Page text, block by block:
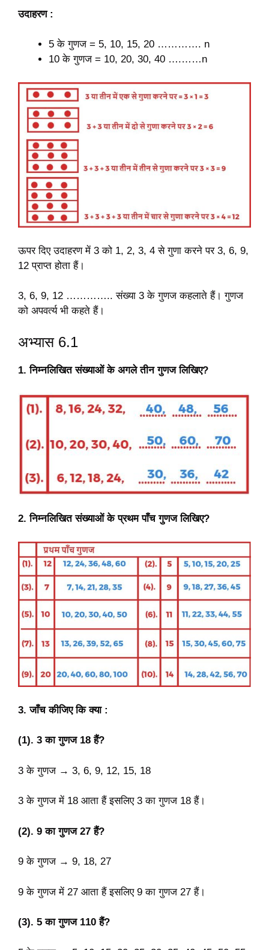
उदाहरण :
5 के गुणज = 5, 10, 15, 20 …………. n
10 के गुणज = 10, 20, 30, 40 ….……n
ऊपर दिए उदाहरण में 3 को 1, 2, 3, 4 से गुणा करने पर 3, 6, 9,
12 प्राप्त होता हैं।
3, 6, 9, 12 ………….. संख्या 3 के गुणज कहलाते हैं। गुणज
को अपवर्त्य भी कहते हैं।
अभ्यास 6.1
1. निम्नलिखित संख्याओं के अगले तीन गुणज लिखिए?
2. निम्नलिखित संख्याओं के प्रथम पाँच गुणज लिखिए?
3. जाँच कीजिए कि क्या :
(1). 3 का गुणज 18 हैं?
3 के गुणज → 3, 6, 9, 12, 15, 18
3 के गुणज में 18 आता हैं इसलिए 3 का गुणज 18 हैं।
(2). 9 का गुणज 27 हैं?
9 के गुणज → 9, 18, 27
9 के गुणज में 27 आता हैं इसलिए 9 का गुणज 27 हैं।
(3). 5 का गुणज 110 हैं?